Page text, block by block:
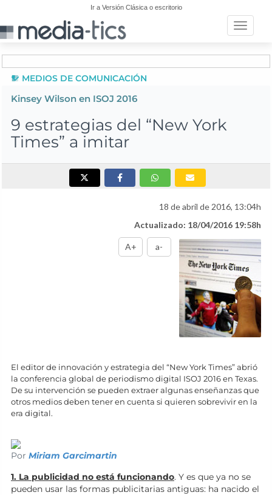
Ir a Versión Clásica o escritorio
Toggle
MEDIOS DE COMUNICACIÓN
Kinsey Wilson en ISOJ 2016
9 estrategias del “New York
Times” a imitar
18 de abril de 2016, 13:04h
Actualizado: 18/04/2016 19:58h
A+ a-
El editor de innovación y estrategia del “New York Times” abrió
la conferencia global de periodismo digital ISOJ 2016 en Texas.
De su intervención se pueden extraer algunas enseñanzas que
otros medios deben tener en cuenta si quieren sobrevivir en la
era digital.
Por Miriam Garcimartin
1. La publicidad no está funcionando. Y es que ya no se
pueden usar las formas publicitarias antiguas: ha nacido el